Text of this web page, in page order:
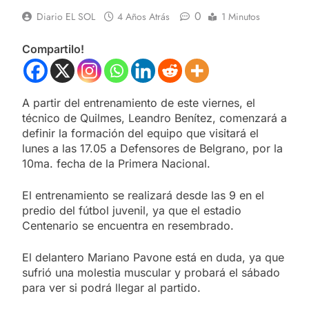
Diario EL SOL 4 Años Atrás 0 1 Minutos
Compartilo!
A partir del entrenamiento de este viernes, el
técnico de Quilmes, Leandro Benítez, comenzará a
definir la formación del equipo que visitará el
lunes a las 17.05 a Defensores de Belgrano, por la
10ma. fecha de la Primera Nacional.
El entrenamiento se realizará desde las 9 en el
predio del fútbol juvenil, ya que el estadio
Centenario se encuentra en resembrado.
El delantero Mariano Pavone está en duda, ya que
sufrió una molestia muscular y probará el sábado
para ver si podrá llegar al partido.